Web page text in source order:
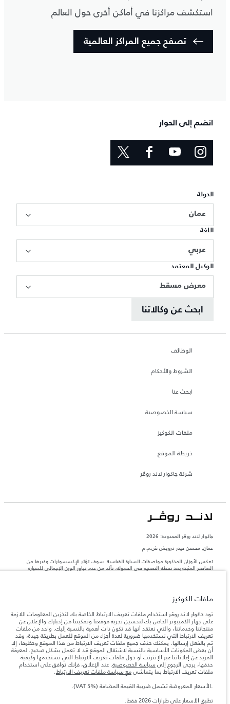
استكشف مراكزنا في أماكن أخرى حول العالم
تصفح جميع المراكز العالمية
انضم إلى الحوار
الدولة
عمان
اللغة
عربي
الوكيل المعتمد
معرض مسقط
ابحث عن وكالاتنا
الوظائف
الشروط والأحكام
ابحث عنا
سياسة الخصوصية
ملفات الكوكيز
خريطة الموقع
شركة جاكوار لاند روڤر
جاكوار لاند روڨر المحدودة: 2026
عمان, محسن حيدر درويش ش.م.م
تعكس الأوزان المذكورة مواصفات السيارة القياسية. سوف تؤثر الإكسسوارات وغيرها من
العناصر المثبتة بعد نقطة التصنيع في الحمولة. تأكد من عدم تجاوز الوزن الإجمالي للسيارة
المعلومات والمواصفات والأسعار والألوان المذكورة على هذا الموقع قد تختلف من بلد إلى
آخر، كما أنّها قد تتغير بدون إشعار مسبق. الرجاء التواصل مع وكيلنا المحلي للتأكد من توفّرها
والتحقق من الأسعار.
ملاحظة مهمة حول الصور والمواصفات.إن النقص العالمي في أشباه الموصلات يؤثر حاليًا
في مواصفات تصميم السيارات وتوفر الخيارات وتوقيتات التصاميم. هذا ظرف ديناميكي
للغاية، ونتيجة لذلك، قد لا تمثّل الصور المستخدَمة ضمن موقع الويب حاليًا المواصفات الحالية
بالكامل بالنسبة إلى الميزات والخيارات والحلية ومجموعات الألوان. يرجى استشارة وكيلك الذي
سيتمكّن من تأكيد أي تقييدات حالية معك للسماح لك باتخاذ قرار مدروس
الأرقام المقدمة هي نتيجة لاختبارات المصنع الرسمية وفقاً لتشريعات الاتحاد الأوروبي. قد
يتباين استهلك الوقود الفعلي للمركبة عن ذلك المتحقق في تلك الاختبارات كما أن هذه
الأرقام بغرض المقارنة فحسب.
الأسعار تنطبق فقط على الطرازات المصنعة في عام 2026.‎‎‎
ملفات الكوكيز
تود جاكوار لاند روڤر استخدام ملفات تعريف الارتباط الخاصة بك لتخزين المعلومات اللازمة
على جهاز الكمبيوتر الخاص بك لتحسين تجربة موقعنا وتمكيننا من إخبارك والإعلان عن
منتجاتنا وخدماتنا، والتي نعتقد أنها قد تكون ذات أهمية بالنسبة إليك. واحد من ملفات
تعريف الارتباط التي نستخدمها ضرورية لعدة أجزاء من الموقع للعمل بطريقة جيدة، وقد
تم بالفعل إرسالها. يمكنك حذف جميع ملفات تعريف الارتباط من هذا الموقع وحظرها، إلا
أن بعض المكونات الأساسية بالنسبة لاشتغال الموقع قد لا تعمل بشكل صحيح. لمعرفة
المزيد عن إعلاناتنا عبر الإنترنت أو حول ملفات تعريف الارتباط التي نستخدمها وكيفية
حذفها، يرجى الرجوع إلى سياسة الخصوصية. عند الإغلاق، فإنك توافق على استخدام
ملفات تعريف الارتباط بما يتماشىمع سياسة ملفات تعريف الارتباط.
.الأسعار المعروضة تشمل ضريبة القيمة المضافة (VAT 5%).
تطبق الأسعار على طرازات 2026 فقط.